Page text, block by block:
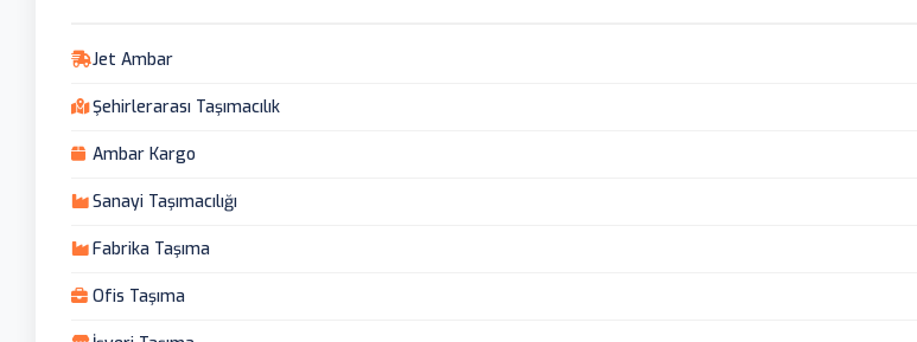
Jet Ambar
Şehirlerarası Taşımacılık
Ambar Kargo
Sanayi Taşımacılığı
Fabrika Taşıma
Ofis Taşıma